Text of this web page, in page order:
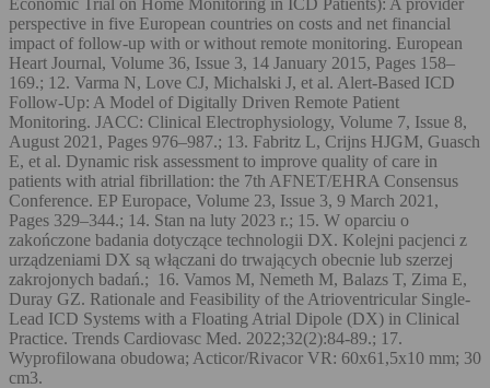
perspective in five European countries on costs and net financial
impact of follow-up with or without remote monitoring. European
Heart Journal, Volume 36, Issue 3, 14 January 2015, Pages 158–
169.; 12. Varma N, Love CJ, Michalski J, et al. Alert-Based ICD
Follow-Up: A Model of Digitally Driven Remote Patient
Monitoring. JACC: Clinical Electrophysiology, Volume 7, Issue 8,
August 2021, Pages 976–987.; 13. Fabritz L, Crijns HJGM, Guasch
E, et al. Dynamic risk assessment to improve quality of care in
patients with atrial fibrillation: the 7th AFNET/EHRA Consensus
Conference. EP Europace, Volume 23, Issue 3, 9 March 2021,
Pages 329–344.; 14. Stan na luty 2023 r.; 15. W oparciu o
zakończone badania dotyczące technologii DX. Kolejni pacjenci z
urządzeniami DX są włączani do trwających obecnie lub szerzej
zakrojonych badań.; 16. Vamos M, Nemeth M, Balazs T, Zima E,
Duray GZ. Rationale and Feasibility of the Atrioventricular Single-
Lead ICD Systems with a Floating Atrial Dipole (DX) in Clinical
Practice. Trends Cardiovasc Med. 2022;32(2):84-89.; 17.
Wyprofilowana obudowa; Acticor/Rivacor VR: 60x61,5x10 mm; 30
cm3.